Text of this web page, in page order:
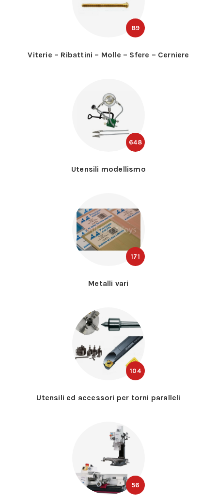
89
Viterie – Ribattini – Molle – Sfere – Cerniere
648
Utensili modellismo
171
Metalli vari
104
Utensili ed accessori per torni paralleli
56